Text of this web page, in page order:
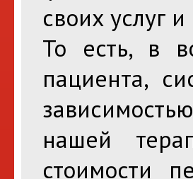
своих услуг
То есть, в
пациента,
нашей
стоимости